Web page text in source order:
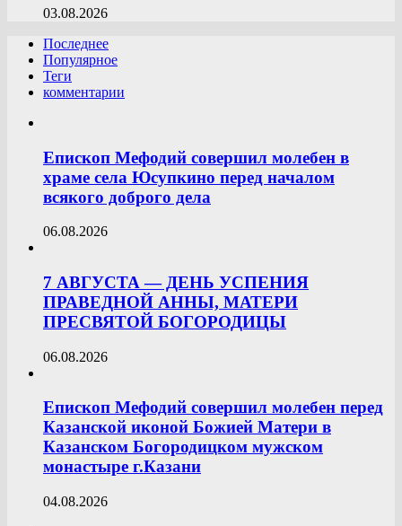
03.08.2026
Последнее
Популярное
Теги
комментарии
Епископ Мефодий совершил молебен в
храме села Юсупкино перед началом
всякого доброго дела
06.08.2026
7 АВГУСТА — ДЕНЬ УСПЕНИЯ
ПРАВЕДНОЙ АННЫ, МАТЕРИ
ПРЕСВЯТОЙ БОГОРОДИЦЫ
06.08.2026
Епископ Мефодий совершил молебен перед
Казанской иконой Божией Матери в
Казанском Богородицком мужском
монастыре г.Казани
04.08.2026